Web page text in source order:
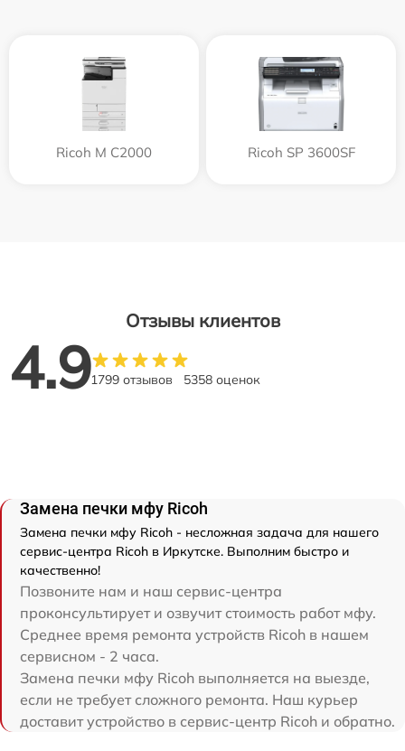
Ricoh M C2000 Ricoh SP 3600SF
Отзывы клиентов
4.91799 отзывов 5358 оценок
Замена печки мфу Ricoh
Замена печки мфу Ricoh - несложная задача для нашего
сервис-центра Ricoh в Иркутске. Выполним быстро и
качественно!
Позвоните нам и наш сервис-центра
проконсультирует и озвучит стоимость работ мфу.
Среднее время ремонта устройств Ricoh в нашем
сервисном - 2 часа.
Замена печки мфу Ricoh выполняется на выезде,
если не требует сложного ремонта. Наш курьер
доставит устройство в сервис-центр Ricoh и обратно.